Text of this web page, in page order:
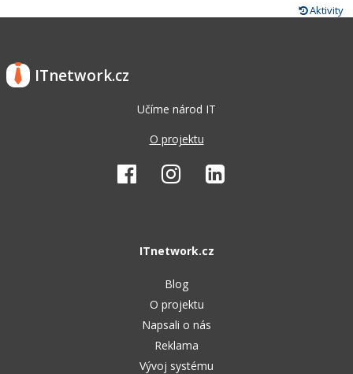
Aktivity
ITnetwork.cz
Učíme národ IT
O projektu
ITnetwork.cz
Blog
O projektu
Napsali o nás
Reklama
Vývoj systému